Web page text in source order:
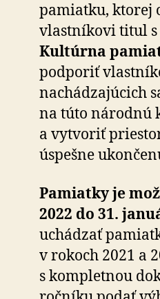
pamiatku, ktorej
vlastníkovi titul s
Kultúrna
podporiť
nachádzajúcich
na túto národnú
a vytvoriť
úspešne
Pamiatky je
2022 do 31.
uchádzať
v rokoch 2021 a
s kompletnou